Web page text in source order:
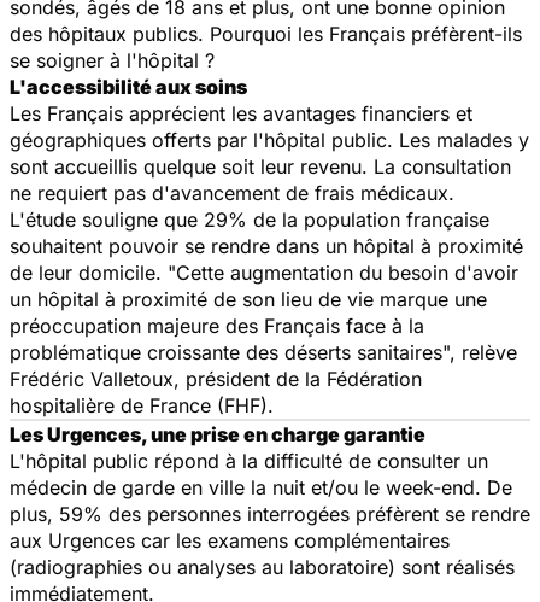
sondés, âgés de 18 ans et plus, ont une bonne opinion
des hôpitaux publics. Pourquoi les Français préfèrent-ils
se soigner à l'hôpital ?
L'accessibilité aux soins
Les Français apprécient les avantages financiers et
géographiques offerts par l'hôpital public. Les malades y
sont accueillis quelque soit leur revenu. La consultation
ne requiert pas d'avancement de frais médicaux.
L'étude souligne que 29% de la population française
souhaitent pouvoir se rendre dans un hôpital à proximité
de leur domicile. "Cette augmentation du besoin d'avoir
un hôpital à proximité de son lieu de vie marque une
préoccupation majeure des Français face à la
problématique croissante des déserts sanitaires", relève
Frédéric Valletoux, président de la Fédération
hospitalière de France (FHF).
Les Urgences, une prise en charge garantie
L'hôpital public répond à la difficulté de consulter un
médecin de garde en ville la nuit et/ou le week-end. De
plus, 59% des personnes interrogées préfèrent se rendre
aux Urgences car les examens complémentaires
(radiographies ou analyses au laboratoire) sont réalisés
immédiatement.